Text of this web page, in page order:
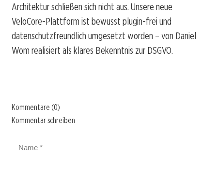
Architektur schließen sich nicht aus. Unsere neue
VeloCore-Plattform ist bewusst plugin-frei und
datenschutzfreundlich umgesetzt worden – von Daniel
Wom realisiert als klares Bekenntnis zur DSGVO.
Kommentare (0)
Kommentar schreiben